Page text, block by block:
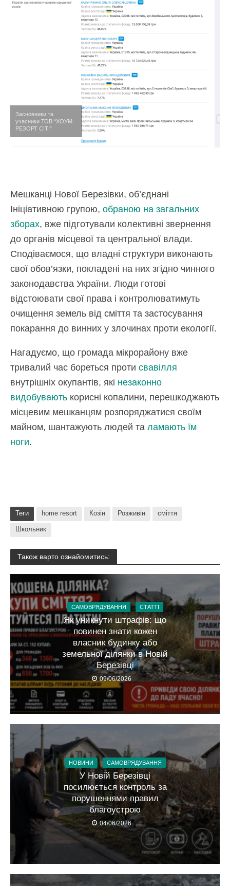
Засновники та
учасники ТОВ “ХОУМ
РЕЗОРТ СІТІ”
Мешканці Нової Березівки, об’єднані
Ініціативною групою, обраною на загальних
зборах, вже підготували колективні звернення
до органів місцевої та центральної влади.
Сподіваємося, що владні структури виконають
свої обов’язки, покладені на них згідно чинного
законодавства України. Люди готові
відстоювати свої права і контролюватимуть
очищення земель від сміття та застосування
покарання до винних у злочинах проти екології.
Нагадуємо, що громада мікрорайону вже
тривалий час бореться проти свавілля
внутрішніх окупантів, які незаконно
видобувають корисні копалини, перешкоджають
місцевим мешканцям розпоряджатися своїм
майном, шантажують людей та ламають їм
ноги.
Теги home resort Козін Розживін сміття
Школьник
Також варто ознайомитись:
САМОВРЯДУВАННЯ СТАТТІ
Як уникнути штрафів: що
повинен знати кожен
власник будинку або
земельної ділянки в Новій
Березівці
09/06/2026
НОВИНИ САМОВРЯДУВАННЯ
У Новій Березівці
посилюється контроль за
порушеннями правил
благоустрою
04/06/2026